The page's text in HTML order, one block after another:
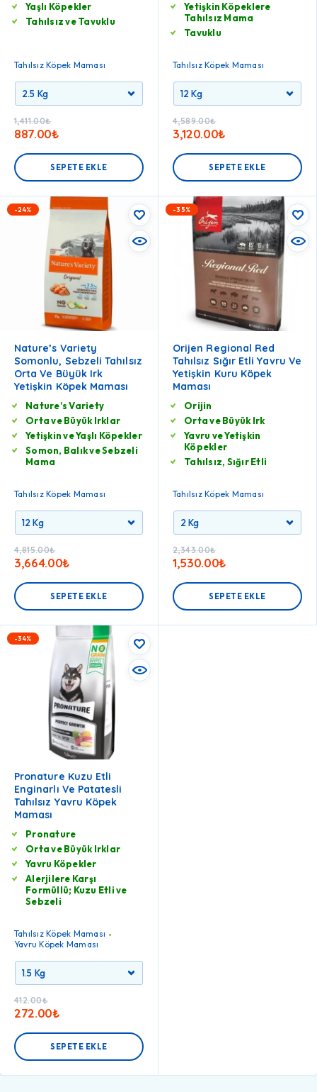
Yaşlı Köpekler
Tahılsız ve Tavuklu
Tahılsız Köpek Maması
1,411.00₺
887.00₺
SEPETE EKLE
Yetişkin Köpeklere
Tahılsız Mama
Tavuklu
Tahılsız Köpek Maması
4,589.00₺
3,120.00₺
SEPETE EKLE
-24%
Nature’s Variety
Somonlu, Sebzeli Tahılsız
Orta Ve Büyük Irk
Yetişkin Köpek Maması
Nature’s Variety
Orta ve Büyük Irklar
Yetişkin ve Yaşlı Köpekler
Somon, Balık ve Sebzeli
Mama
Tahılsız Köpek Maması
4,815.00₺
3,664.00₺
SEPETE EKLE
-35%
Orijen Regional Red
Tahılsız Sığır Etli Yavru Ve
Yetişkin Kuru Köpek
Maması
Orijin
Orta ve Büyük Irk
Yavru ve Yetişkin
Köpekler
Tahılsız, Sığır Etli
Tahılsız Köpek Maması
2,343.00₺
1,530.00₺
SEPETE EKLE
-34%
Pronature Kuzu Etli
Enginarlı Ve Patatesli
Tahılsız Yavru Köpek
Maması
Pronature
Orta ve Büyük Irklar
Yavru Köpekler
Alerjilere Karşı
Formüllü; Kuzu Etli ve
Sebzeli
Tahılsız Köpek Maması
Yavru Köpek Maması
412.00₺
272.00₺
SEPETE EKLE